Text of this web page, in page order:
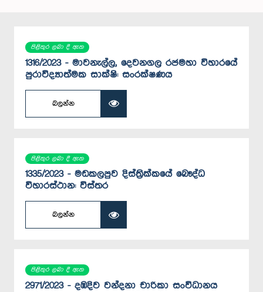
පිළිතුර ලබා දී ඇත
1316/2023 - මාවනැල්ල, දෙවනගල රජමහා විහාරයේ
පුරාවිද්‍යාත්මක සාක්ෂි: සංරක්ෂණය
බලන්න
පිළිතුර ලබා දී ඇත
1335/2023 - මඩකලපුව දිස්ත්‍රික්කයේ බෞද්ධ
විහාරස්ථාන: විස්තර
බලන්න
පිළිතුර ලබා දී ඇත
2971/2023 - දඹදිව වන්දනා චාරිකා සංවිධානය